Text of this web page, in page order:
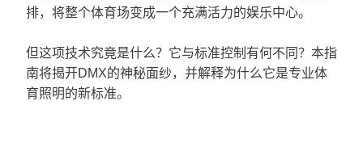
排，将整个体育场变成一个充满活力的娱乐中心。
但这项技术究竟是什么？它与标准控制有何不同？本指
南将揭开DMX的神秘面纱，并解释为什么它是专业体
育照明的新标准。